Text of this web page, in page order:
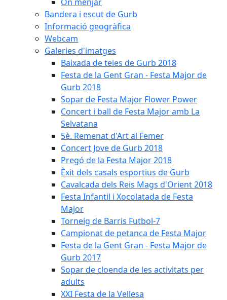
Bandera i escut de Gurb
Informació geogràfica
Webcam
Galeries d'imatges
Baixada de teies de Gurb 2018
Festa de la Gent Gran - Festa Major de
Gurb 2018
Sopar de Festa Major Flower Power
Concert i ball de Festa Major amb La
Selvatana
5è. Remenat d'Art al Femer
Concert Jove de Gurb 2018
Pregó de la Festa Major 2018
Èxit dels casals esportius de Gurb
Cavalcada dels Reis Mags d'Orient 2018
Festa Infantil i Xocolatada de Festa
Major
Torneig de Barris Futbol-7
Campionat de petanca de Festa Major
Festa de la Gent Gran - Festa Major de
Gurb 2017
Sopar de cloenda de les activitats per
adults
XXI Festa de la Vellesa